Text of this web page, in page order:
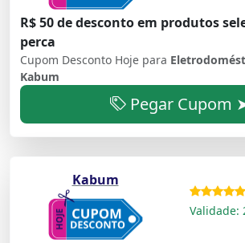
R$ 50 de desconto em produtos
perca
Cupom Desconto Hoje para
Kabum
Pegar Cupom
Kabum
Validade: